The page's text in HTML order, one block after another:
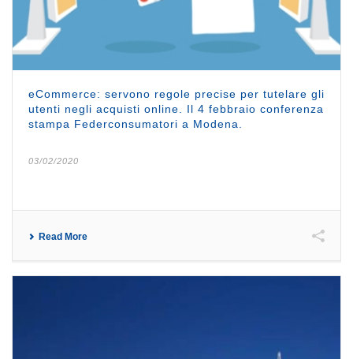
eCommerce: servono regole precise per tutelare gli
utenti negli acquisti online. Il 4 febbraio conferenza
stampa Federconsumatori a Modena.
03/02/2020
Read More